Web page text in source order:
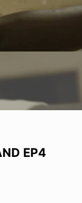
EP4